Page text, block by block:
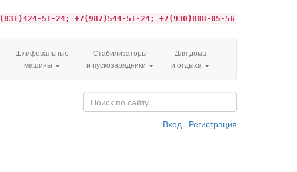
(831)424-51-24; +7(987)544-51-24; +7(930)808-05-56
Шлифовальные
машины
Стабилизаторы
и пускозарядники
Для дома
и отдыха
Вход Регистрация